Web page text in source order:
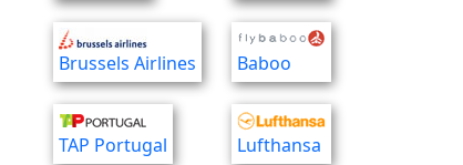
Brussels Airlines Baboo
TAP Portugal Lufthansa